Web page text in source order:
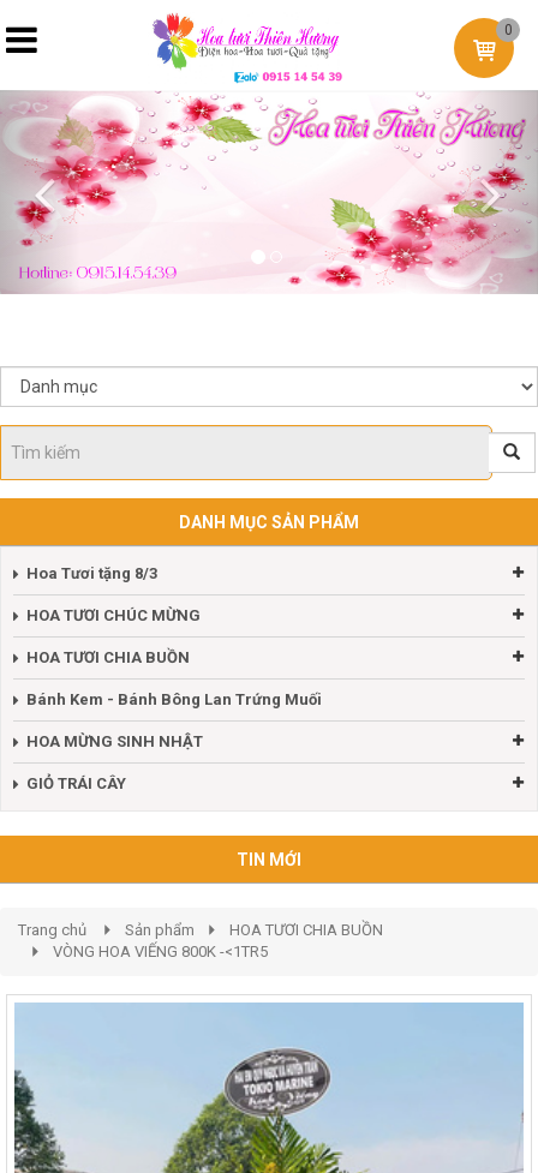
0
Previous
DANH MỤC SẢN PHẨM
Hoa Tươi tặng 8/3
HOA TƯƠI CHÚC MỪNG
HOA TƯƠI CHIA BUỒN
Bánh Kem - Bánh Bông Lan Trứng Muối
HOA MỪNG SINH NHẬT
GIỎ TRÁI CÂY
TIN MỚI
Trang chủ Sản phẩm
HOA TƯƠI CHIA BUỒN
VÒNG HOA VIẾNG 800K -<1TR5